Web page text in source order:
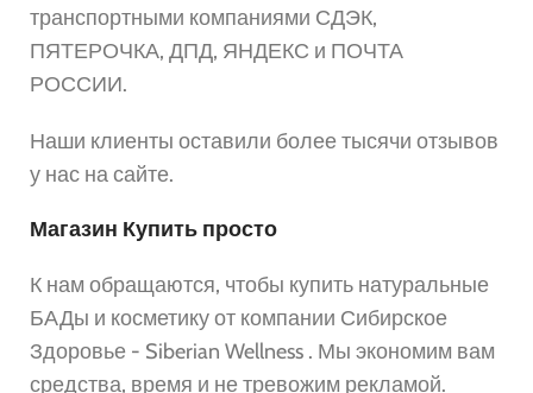
транспортными компаниями СДЭК,
ПЯТЕРОЧКА, ДПД, ЯНДЕКС и ПОЧТА
РОССИИ.
Наши клиенты оставили более тысячи отзывов
у нас на сайте.
Магазин Купить просто
К нам обращаются, чтобы купить натуральные
БАДы и косметику от компании Сибирское
Здоровье - Siberian Wellness . Мы экономим вам
средства, время и не тревожим рекламой.